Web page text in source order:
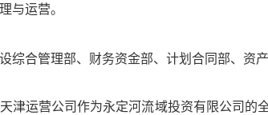
与运营。
综合管理部、财务资金部、计划合同部、资
天津运营公司作为永定河流域投资有限公司的